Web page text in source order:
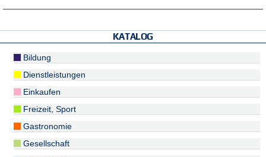
KATALOG
Bildung
Dienstleistungen
Einkaufen
Freizeit, Sport
Gastronomie
Gesellschaft